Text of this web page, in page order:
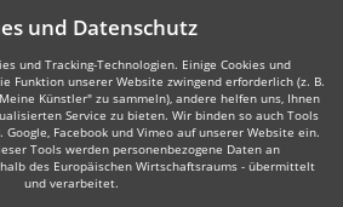
und Datenschutz
und Tracking-Technologien. Einige Cookies und
Funktion unserer Website zwingend erforderlich (z. B.
Künstler" zu sammeln), andere helfen uns, Ihnen
Service zu bieten. Wir binden so auch Tools
Facebook und Vimeo auf unserer Website ein.
Tools werden personenbezogene Daten an
des Europäischen Wirtschaftsraums - übermittelt
und verarbeitet.